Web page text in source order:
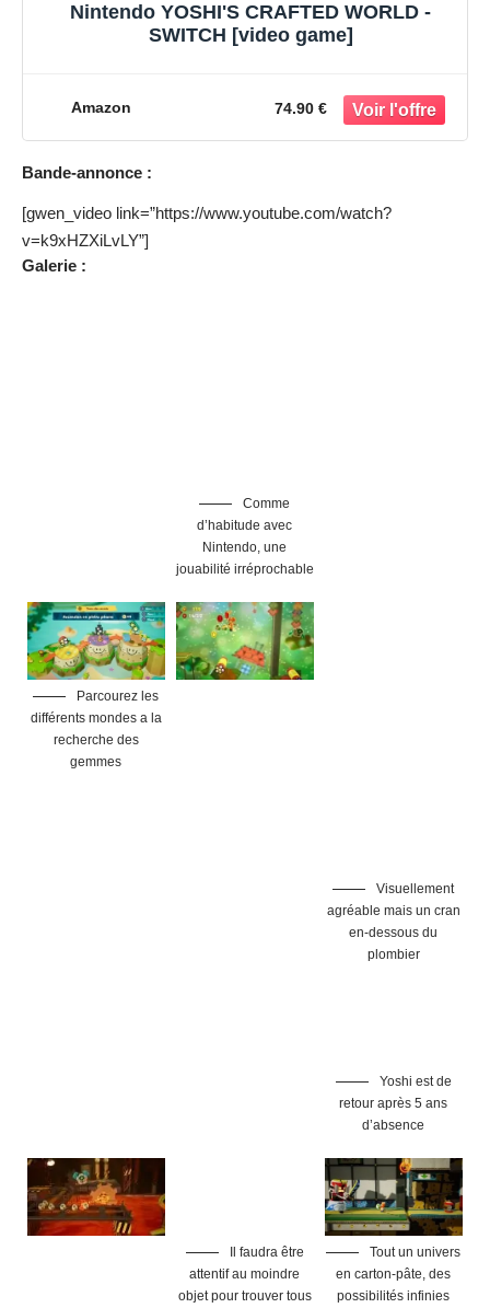
Nintendo YOSHI'S CRAFTED WORLD -
SWITCH [video game]
Amazon 74.90 €
Bande-annonce :
[gwen_video link=”https://www.youtube.com/watch?
v=k9xHZXiLvLY”]
Galerie :
Comme
d’habitude avec
Nintendo, une
jouabilité irréprochable
Parcourez les
différents mondes a la
recherche des
gemmes
Visuellement
agréable mais un cran
en-dessous du
plombier
Yoshi est de
retour après 5 ans
d’absence
Il faudra être
attentif au moindre
objet pour trouver tous
Tout un univers
en carton-pâte, des
possibilités infinies